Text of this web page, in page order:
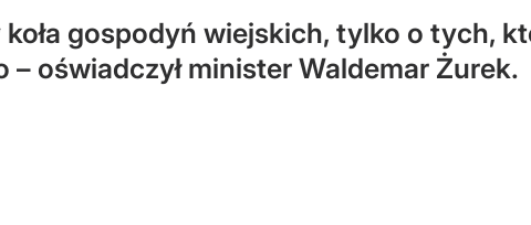
gospodyń wiejskich, tylko o tych,
– oświadczył minister Waldemar Żurek.